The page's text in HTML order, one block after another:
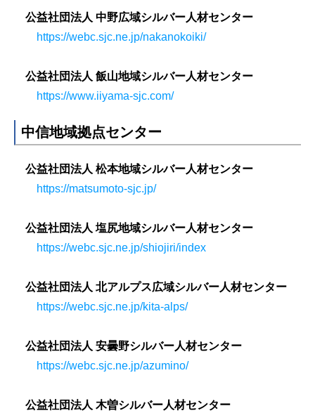
公益社団法人 中野広域シルバー人材センター
https://webc.sjc.ne.jp/nakanokoiki/
公益社団法人 飯山地域シルバー人材センター
https://www.iiyama-sjc.com/
中信地域拠点センター
公益社団法人 松本地域シルバー人材センター
https://matsumoto-sjc.jp/
公益社団法人 塩尻地域シルバー人材センター
https://webc.sjc.ne.jp/shiojiri/index
公益社団法人 北アルプス広域シルバー人材センター
https://webc.sjc.ne.jp/kita-alps/
公益社団法人 安曇野シルバー人材センター
https://webc.sjc.ne.jp/azumino/
公益社団法人 木曽シルバー人材センター